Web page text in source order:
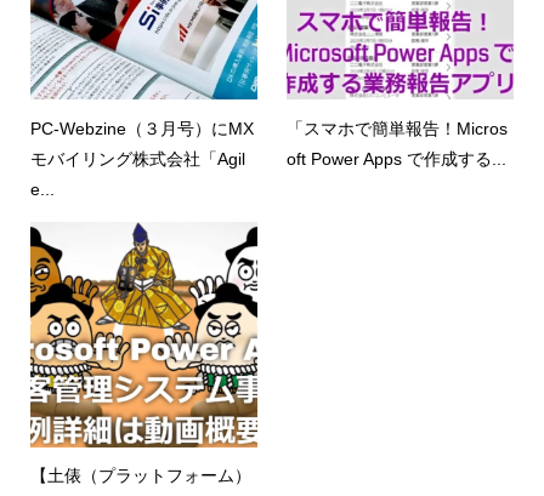
PC-Webzine（３月号）にMX
モバイリング株式会社「Agil
e...
「スマホで簡単報告！Micros
oft Power Apps で作成する...
【土俵（プラットフォーム）